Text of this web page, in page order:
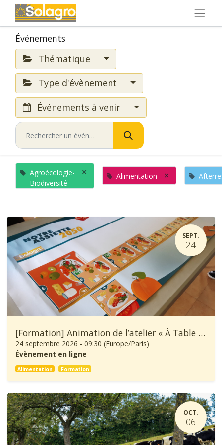
Événements
Thématique
Type d'évènement
Événements à venir
Agroécologie-
Biodiversité
× Alimentation ×
SEPT.
24
[Formation] Animation de l’atelier « À Table ! »
24 septembre 2026 - 09:30 (Europe/Paris)
Évènement en ligne
Alimentation Formation
OCT.
06